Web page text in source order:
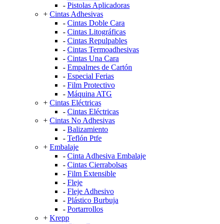
- Pistolas Aplicadoras
+ Cintas Adhesivas
- Cintas Doble Cara
- Cintas Litográficas
- Cintas Repulpables
- Cintas Termoadhesivas
- Cintas Una Cara
- Empalmes de Cartón
- Especial Ferias
- Film Protectivo
- Máquina ATG
+ Cintas Eléctricas
- Cintas Eléctricas
+ Cintas No Adhesivas
- Balizamiento
- Teflón Ptfe
+ Embalaje
- Cinta Adhesiva Embalaje
- Cintas Cierrabolsas
- Film Extensible
- Fleje
- Fleje Adhesivo
- Plástico Burbuja
- Portarrollos
+ Krepp